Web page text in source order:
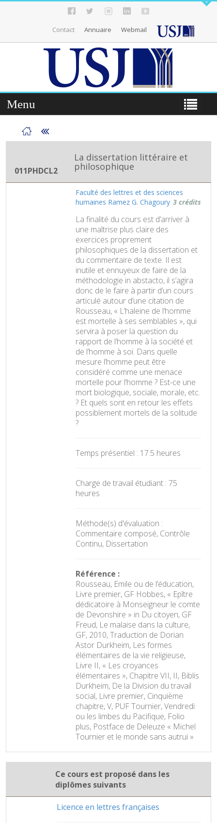
Contact Annuaire Webmail
Menu
011PHDCL2
La dissertation littéraire et
philosophique
Faculté des lettres et des sciences
humaines Ramez G. Chagoury 3 crédits
La finalité du cours est d’arriver à
une maîtrise plus claire des
exercices proprement
philosophiques de la dissertation et
du commentaire de texte. Il est
inutile et ennuyeux de faire de la
méthodologie in abstacto, il s’agira
donc de le faire à partir d’un cours
articulé autour d’une citation de
Rousseau, « L’haleine de l’homme
est mortelle à ses semblables », qui
servira à poser la question du
rapport de l’homme à la société et
de l’homme à soi. Dans quelle
mesure l’homme peut être
considéré comme une menace
mortelle pour l’homme ? Est-ce une
mort biologique, sociale, morale, etc.
? Et quels sont en retour les effets
possiblement mortels de la solitude
?
Temps présentiel : 17.5 heures
Charge de travail étudiant : 75
heures
Méthode(s) d'évaluation :
Commentaire composé, Contrôle
Continu, Dissertation
Référence :
Rousseau, Emile ou de l’éducation,
Livre premier, GF Hobbes, « Epître
dédicatoire à Monseigneur le comte
de Devonshire » in Du citoyen, GF
Freud, Le malaise dans la culture,
GF, 2010, Traduction de Dorian
Astor Durkheim, Les formes
élémentaires de la vie religieuse,
Livre II, « Les croyances
élémentaires », Chapitre VII, II, Biblis
Durkheim, De la Division du travail
social, Livre premier, Cinquième
chapitre, V, PUF Tournier, Vendredi
ou les limbes du Pacifique, Folio
plus, Postface de Deleuze « Michel
Tournier et le monde sans autrui »
Ce cours est proposé dans les
diplômes suivants
Licence en lettres françaises